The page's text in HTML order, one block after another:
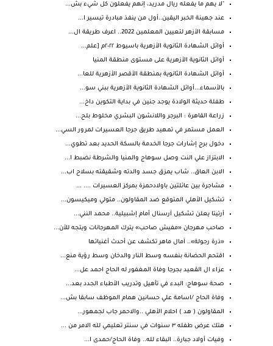
"لا يهم ما يفعله ريال مدريد، إنهم يفعلون كل شيء بش...
عند جهينة الخبر اليقين..أول من ينفذ مبادرة تيسير ا...
مسابقة الأزهر لتعيين المعلمين 2022.. اعرف طريقة ال...
أوائل الشهادة الثانوية الأزهرية باسيوط ٢٠٢٢م [علم...
أوائل الثانوية الأزهرية على مستوى منطقة المنيا
أوائل الشهادة الثانوية بمنطقة الأقصر الأزهرية للعا...
بالأسماء...أوائل الشهادة الثانوية الأزهرية ببني سو...
طفلة حديثة الولادة يوجد جنين في بداية التكوين داخ...
زراعة القاهرة : البرجر واللانشون البشري مخلوط بلح...
العمل مستمر في تمهيد طريق جرجا العسيرات لمرور السي...
دخول برج إشارات جرجا الخدمة بالسكة الحديد بعد تطوي...
الابتزاز علي النت وصل سوهاج والمنيا والشرطة نضبط ا...
الابن العاق.. شاب يمزق جسد والدته وشقيقته بسلاح اب...
مشاجرة بين عائلتين باولادحمزة بمركز العسيرات .... ...
تشكيل الأهلي المتوقع ضد المقاولون.. متولي وميكيسون...
أرتيتا يعلن تشكيل آرسنال أمام إشبيلية.. محمد النني...
صاحب مهرجان «مفيش صاحب» يترك المهرجانات ويتجه للأن...
«ذرة رجولة».. آمال ماهر تكشف عن أحدث أغنياتها
اقتحم الحضانة بنفسه وسط النار والدخان وسط رؤية منع...
عزاء ال القعيد بجرجا وفاة المغفور له الحاج احمد عل...
صحة سوهاج: البدء في تأهيل وتدريب الأطباء الجدد بعد...
وفاة الحاج /اسامة علي حسانين همام الموظف سابقا بش...
المقاولون ( هد ) احلام الأهلي ..والاحمر جاب لجمهور...
هتك عرض طفله ٣ سنوات في سنتر تعليمي لله الامر من ...
وفيات أولاد جبارة.. البقاء لله.. وفاة الحاج/حمدى ا...